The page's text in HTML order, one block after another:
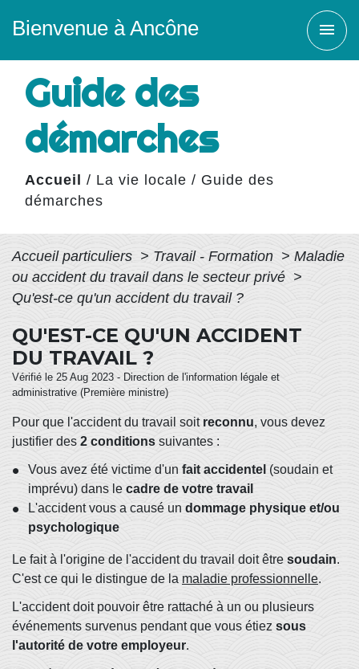
Bienvenue à Ancône menu
Guide des
démarches
Accueil / La vie locale / Guide des
démarches
Accueil particuliers > Travail - Formation > Maladie
ou accident du travail dans le secteur privé >
Qu'est-ce qu'un accident du travail ?
QU'EST-CE QU'UN ACCIDENT
DU TRAVAIL ?
Vérifié le 25 Aug 2023 - Direction de l'information légale et
administrative (Première ministre)
Pour que l'accident du travail soit reconnu, vous devez
justifier des 2 conditions suivantes :
Vous avez été victime d'un fait accidentel (soudain et
imprévu) dans le cadre de votre travail
L'accident vous a causé un dommage physique et/ou
psychologique
Le fait à l'origine de l'accident du travail doit être soudain.
C'est ce qui le distingue de la maladie professionnelle.
L'accident doit pouvoir être rattaché à un ou plusieurs
événements survenus pendant que vous étiez sous
l'autorité de votre employeur.